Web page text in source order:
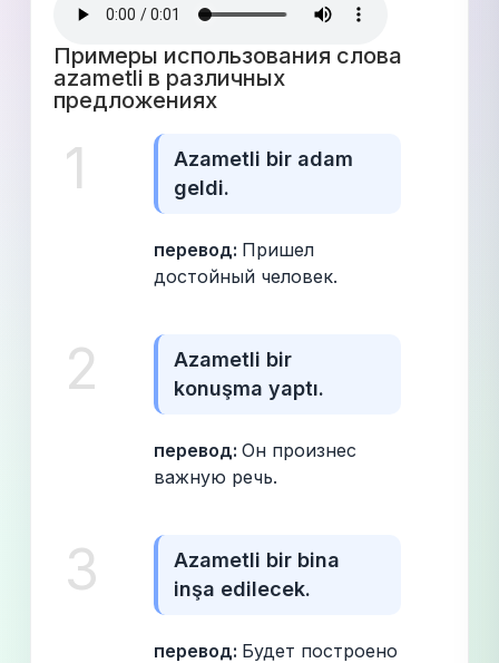
Примеры использования слова
azametli в различных
предложениях
1
Azametli bir adam
geldi.
перевод: Пришел
достойный человек.
2
Azametli bir
konuşma yaptı.
перевод: Он произнес
важную речь.
3
Azametli bir bina
inşa edilecek.
перевод: Будет построено